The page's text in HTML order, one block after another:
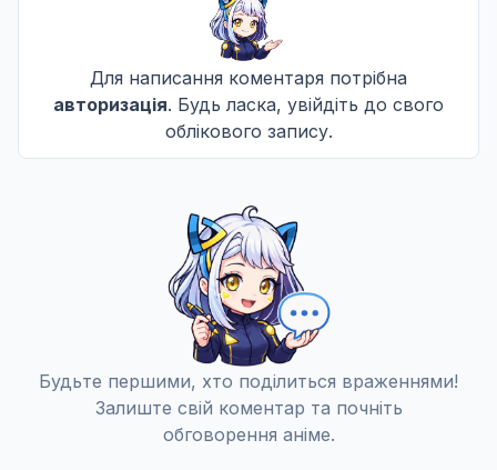
Для написання коментаря потрібна
авторизація. Будь ласка, увійдіть до свого
облікового запису.
Будьте першими, хто поділиться враженнями!
Залиште свій коментар та почніть
обговорення аніме.